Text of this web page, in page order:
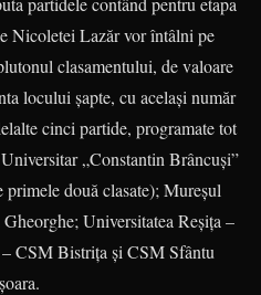
Nicoletei Lazăr vor întâlni pe
clasamentului, de valoare
locului şapte, cu acelaşi număr
cinci partide, programate tot
„Constantin Brâncuşi”
două clasate); Mureşul
Universitatea Reşiţa –
CSM Bistriţa şi CSM Sfântu